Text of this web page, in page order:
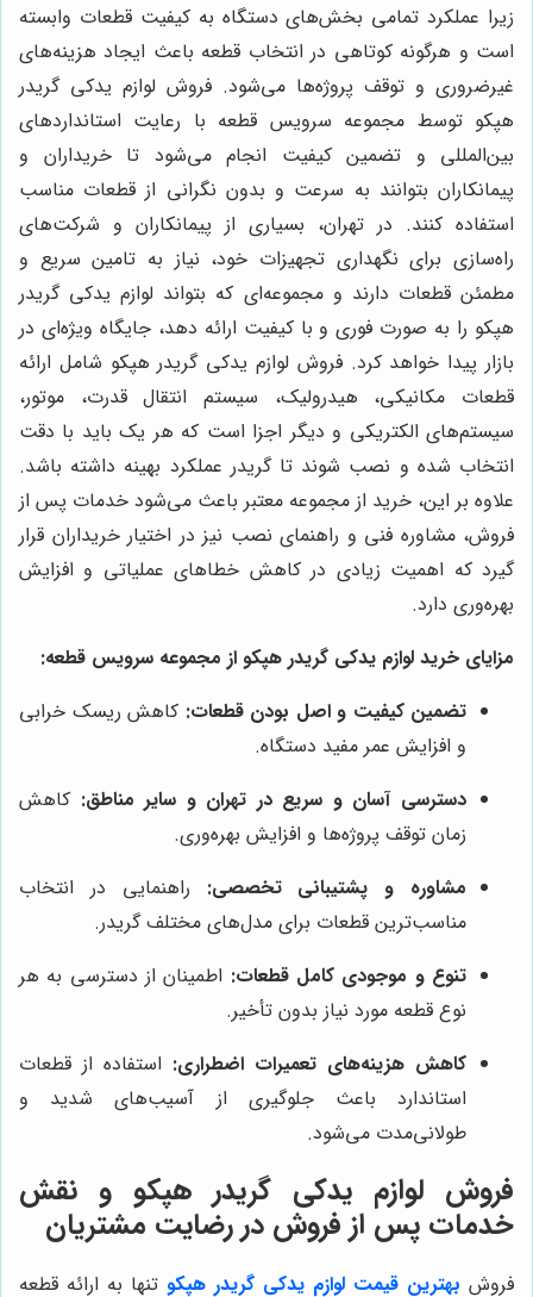
زیرا عملکرد تمامی بخش‌های دستگاه به کیفیت قطعات وابسته
است و هرگونه کوتاهی در انتخاب قطعه باعث ایجاد هزینه‌های
غیرضروری و توقف پروژه‌ها می‌شود. فروش لوازم يدكى گريدر
هپكو توسط مجموعه سرویس قطعه با رعایت استانداردهای
بین‌المللی و تضمین کیفیت انجام می‌شود تا خریداران و
پیمانکاران بتوانند به سرعت و بدون نگرانی از قطعات مناسب
استفاده کنند. در تهران، بسیاری از پیمانکاران و شرکت‌های
راه‌سازی برای نگهداری تجهیزات خود، نیاز به تامین سریع و
مطمئن قطعات دارند و مجموعه‌ای که بتواند لوازم يدكى گريدر
هپكو را به صورت فوری و با کیفیت ارائه دهد، جایگاه ویژه‌ای در
بازار پیدا خواهد کرد. فروش لوازم يدكى گريدر هپكو شامل ارائه
قطعات مکانیکی، هیدرولیک، سیستم انتقال قدرت، موتور،
سیستم‌های الکتریکی و دیگر اجزا است که هر یک باید با دقت
انتخاب شده و نصب شوند تا گريدر عملکرد بهینه داشته باشد.
علاوه بر این، خرید از مجموعه معتبر باعث می‌شود خدمات پس از
فروش، مشاوره فنی و راهنمای نصب نیز در اختیار خریداران قرار
گیرد که اهمیت زیادی در کاهش خطاهای عملیاتی و افزایش
بهره‌وری دارد.
مزایای خرید لوازم يدكى گريدر هپكو از مجموعه سرویس قطعه:
تضمین کیفیت و اصل بودن قطعات: کاهش ریسک خرابی
و افزایش عمر مفید دستگاه.
دسترسی آسان و سریع در تهران و سایر مناطق: کاهش
زمان توقف پروژه‌ها و افزایش بهره‌وری.
مشاوره و پشتیبانی تخصصی: راهنمایی در انتخاب
مناسب‌ترین قطعات برای مدل‌های مختلف گريدر.
تنوع و موجودی کامل قطعات: اطمینان از دسترسی به هر
نوع قطعه مورد نیاز بدون تأخیر.
کاهش هزینه‌های تعمیرات اضطراری: استفاده از قطعات
استاندارد باعث جلوگیری از آسیب‌های شدید و
طولانی‌مدت می‌شود.
فروش لوازم يدكى گريدر هپكو و نقش
خدمات پس از فروش در رضایت مشتریان
فروش بهترین قیمت لوازم يدكى گريدر هپكو تنها به ارائه قطعه